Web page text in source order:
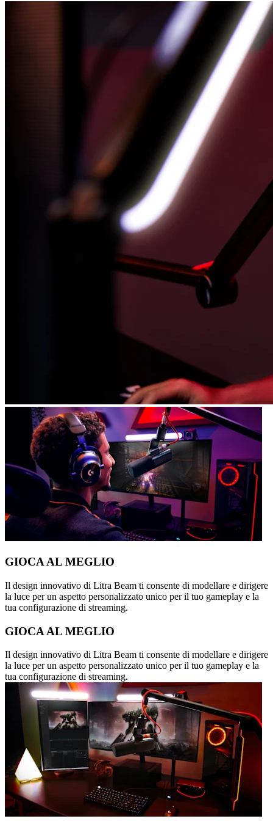
GIOCA AL MEGLIO
Il design innovativo di Litra Beam ti consente di modellare e dirigere
la luce per un aspetto personalizzato unico per il tuo gameplay e la
tua configurazione di streaming.
GIOCA AL MEGLIO
Il design innovativo di Litra Beam ti consente di modellare e dirigere
la luce per un aspetto personalizzato unico per il tuo gameplay e la
tua configurazione di streaming.